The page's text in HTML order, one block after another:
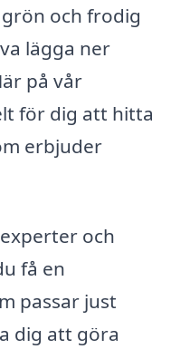
och frodig
lägga ner
på vår
för dig att hitta
erbjuder
och
få en
passar just
dig att göra